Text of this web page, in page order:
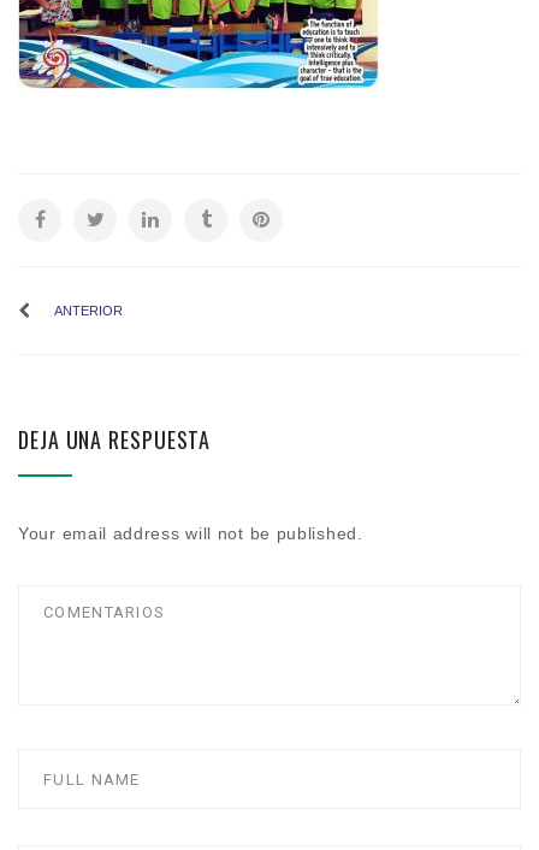
ANTERIOR
DEJA UNA RESPUESTA
Your email address will not be published.